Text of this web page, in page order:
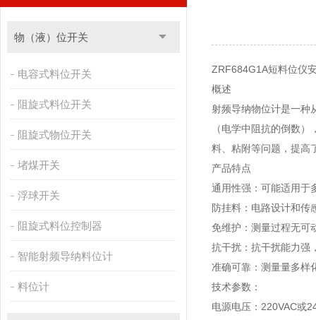
物（液）位开关
电容式料位开关
阻旋式料位开关
阻旋式物位开关
堵煤开关
浮球开关
阻旋式料位控制器
智能射频导纳料位计
料位计
ZRF684G1A短料位仪
概述
射频导纳物位计是一种
（电学中阻抗的倒数
料、粘附等问题，提高
产品特点
通用性强：可能适用于
防挂料：电路设计和传
免维护：测量过程无可
抗干扰：抗干扰能力强
准确可靠：测量量多样
技术参数：
电源电压：220VAC或